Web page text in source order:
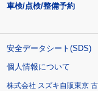
車検/点検/整備予約
安全データシート(SDS)
個人情報について
株式会社 スズキ自販東京